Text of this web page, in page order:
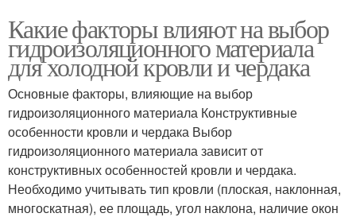
Какие факторы влияют на выбор
гидроизоляционного материала
для холодной кровли и чердака
Основные факторы, влияющие на выбор
гидроизоляционного материала Конструктивные
особенности кровли и чердака Выбор
гидроизоляционного материала зависит от
конструктивных особенностей кровли и чердака.
Необходимо учитывать тип кровли (плоская, наклонная,
многоскатная), ее площадь, угол наклона, наличие окон